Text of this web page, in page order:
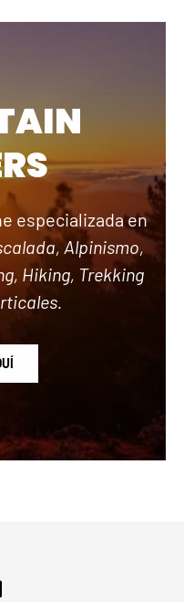
especializada en
Alpinismo,
Hiking, Trekking